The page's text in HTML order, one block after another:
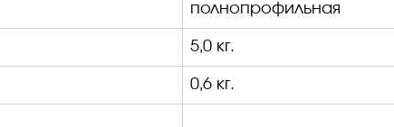
полнопрофильная
5,0 кг.
0,6 кг.